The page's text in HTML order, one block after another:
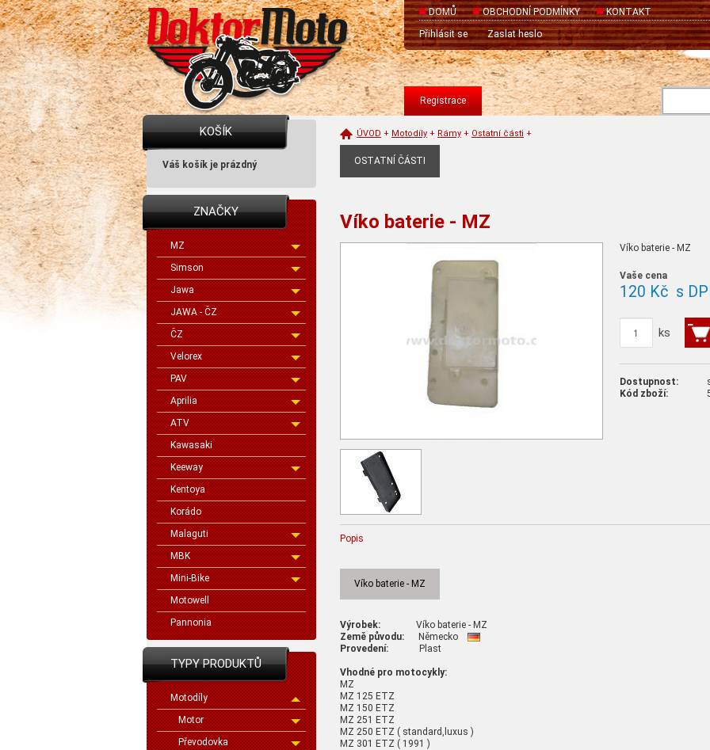
DOMŮ OBCHODNÍ PODMÍNKY
KONTAKT
Přihlásit se
Zaslat heslo
Registrace
KOŠÍK
Váš košík je prázdný
ZNAČKY
MZ
Simson
Jawa
JAWA - ČZ
ČZ
Velorex
PAV
Aprilia
ATV
Kawasaki
Keeway
Kentoya
Korádo
Malaguti
MBK
Mini-Bike
Motowell
Pannonia
TYPY PRODUKTŮ
Motodíly
Motor
Převodovka
ÚVOD + Motodíly + Rámy + Ostatní části +
OSTATNÍ ČÁSTI
Víko baterie - MZ
Víko baterie - MZ
Vaše cena
120 Kč s
ks
Dostupnost:
Kód zboží:
Popis
Víko baterie - MZ
Výrobek: Víko baterie - MZ
Země původu: Německo
Provedení: Plast
Vhodné pro motocykly:
MZ
MZ 125 ETZ
MZ 150 ETZ
MZ 251 ETZ
MZ 250 ETZ ( standard,luxus )
MZ 301 ETZ ( 1991 )